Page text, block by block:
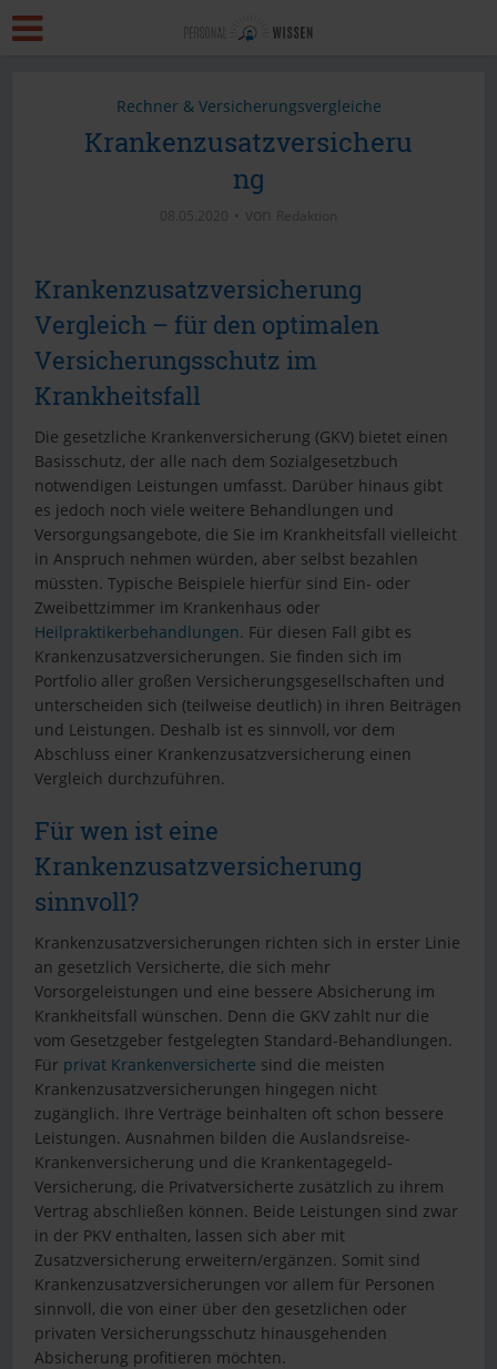
Rechner & Versicherungsvergleiche
Krankenzusatzversicheru
ng
08.05.2020 von Redaktion
Krankenzusatzversicherung
Vergleich – für den optimalen
Versicherungsschutz im
Krankheitsfall
Die gesetzliche Krankenversicherung (GKV) bietet einen
Basisschutz, der alle nach dem Sozialgesetzbuch
notwendigen Leistungen umfasst. Darüber hinaus gibt
es jedoch noch viele weitere Behandlungen und
Versorgungsangebote, die Sie im Krankheitsfall vielleicht
in Anspruch nehmen würden, aber selbst bezahlen
müssten. Typische Beispiele hierfür sind Ein- oder
Zweibettzimmer im Krankenhaus oder
Heilpraktikerbehandlungen. Für diesen Fall gibt es
Krankenzusatzversicherungen. Sie finden sich im
Portfolio aller großen Versicherungsgesellschaften und
unterscheiden sich (teilweise deutlich) in ihren Beiträgen
und Leistungen. Deshalb ist es sinnvoll, vor dem
Abschluss einer Krankenzusatzversicherung einen
Vergleich durchzuführen.
Für wen ist eine
Krankenzusatzversicherung
sinnvoll?
Krankenzusatzversicherungen richten sich in erster Linie
an gesetzlich Versicherte, die sich mehr
Vorsorgeleistungen und eine bessere Absicherung im
Krankheitsfall wünschen. Denn die GKV zahlt nur die
vom Gesetzgeber festgelegten Standard-Behandlungen.
Für privat Krankenversicherte sind die meisten
Krankenzusatzversicherungen hingegen nicht
zugänglich. Ihre Verträge beinhalten oft schon bessere
Leistungen. Ausnahmen bilden die Auslandsreise-
Krankenversicherung und die Krankentagegeld-
Versicherung, die Privatversicherte zusätzlich zu ihrem
Vertrag abschließen können. Beide Leistungen sind zwar
in der PKV enthalten, lassen sich aber mit
Zusatzversicherung erweitern/ergänzen. Somit sind
Krankenzusatzversicherungen vor allem für Personen
sinnvoll, die von einer über den gesetzlichen oder
privaten Versicherungsschutz hinausgehenden
Absicherung profitieren möchten.